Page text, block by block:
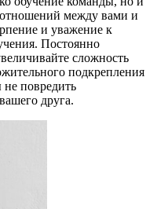
между вами и
и уважение к
Постоянно
сложность
подкрепления
не повредить
друга.